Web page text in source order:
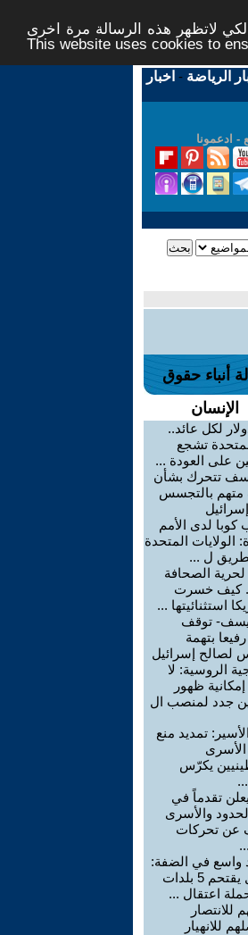
لاتظهر هذه الرسالة مرة اخرى -
This website uses cookies to
الرياضة - اخبار
- ادعمونا
أنباء حقوق
الإنسان
دولار لكل عائد..
تشجع
على العودة ...
تتحرك بشأن
بالتجسس
كوبا لدى الأمم
الولايات المتحدة
ل ...
لحرية الصحافة
كيف خسرت
استثنائيتها ...
توقف
بتهمة
لصالح إسرائيل
الروسية: لا
ظهور
جدد لمنصب ال
تمديد منع
الأسرى
يكرّس
تقدماً في
والأسرى
عن تحركات
واسع في الضفة:
الاحتلال يقتحم 5 بلدات
اعتقال ...
للانتصار
للانهيار